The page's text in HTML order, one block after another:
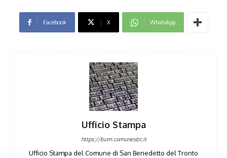
Facebook X WhatsApp
Ufficio Stampa
https://bum.comunesbt.it
Ufficio Stampa del Comune di San Benedetto del Tronto